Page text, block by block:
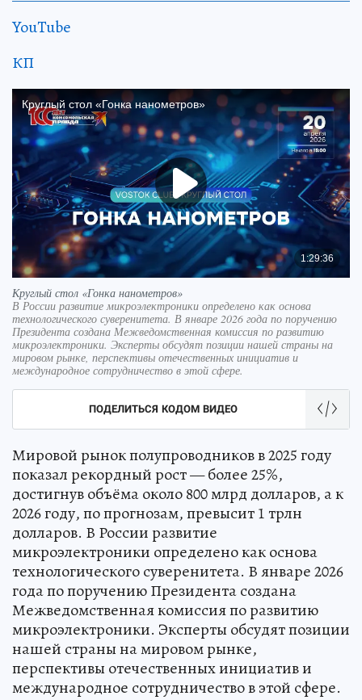
YouTube
КП
Круглый стол «Гонка нанометров»
В России развитие микроэлектроники определено как основа
технологического суверенитета. В январе 2026 года по поручению
Президента создана Межведомственная комиссия по развитию
микроэлектроники. Эксперты обсудят позиции нашей страны на
мировом рынке, перспективы отечественных инициатив и
международное сотрудничество в этой сфере.
ПОДЕЛИТЬСЯ КОДОМ ВИДЕО
Мировой рынок полупроводников в 2025 году
показал рекордный рост — более 25%,
достигнув объёма около 800 млрд долларов, а к
2026 году, по прогнозам, превысит 1 трлн
долларов. В России развитие
микроэлектроники определено как основа
технологического суверенитета. В январе 2026
года по поручению Президента создана
Межведомственная комиссия по развитию
микроэлектроники. Эксперты обсудят позиции
нашей страны на мировом рынке,
перспективы отечественных инициатив и
международное сотрудничество в этой сфере.